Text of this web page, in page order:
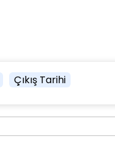
Çıkış Tarihi